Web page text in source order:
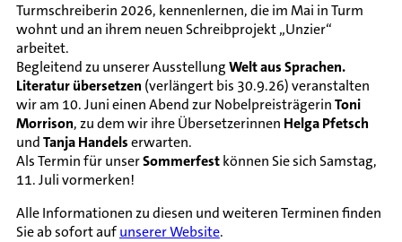
Turmschreiberin 2026, kennenlernen, die im Mai in Turm
wohnt und an ihrem neuen Schreibprojekt „Unzier“
arbeitet.
Begleitend zu unserer AusstellungWelt aus Sprachen.
Literatur übersetzen (verlängert bis 30.9.26) veranstalten
wir am 10. Juni einen Abend zur NobelpreisträgerinToni
Morrison, zu dem wir ihre Übersetzerinnen Helga Pfetsch
undTanja Handelserwarten.
Als Termin für unserSommerfestkönnen Sie sich Samstag,
11. Juli vormerken!
Alle Informationen zu diesen und weiteren Terminen finden
Sie ab sofort aufunserer Website.